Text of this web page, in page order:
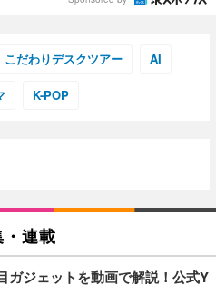
こだわりデスクツアー AI
K-POP
・連載
ガジェットを動画で解説！公式Y